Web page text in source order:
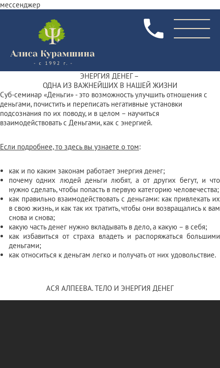
мессенджер
ЭНЕРГИЯ ДЕНЕГ –
ОДНА ИЗ ВАЖНЕЙШИХ В НАШЕЙ ЖИЗНИ
Суб-семинар «Деньги» - это возможность улучшить отношения с
деньгами, почистить и переписать негативные установки
подсознания по их поводу, и в целом – научиться
взаимодействовать с Деньгами, как с энергией.
Если подробнее, то здесь вы узнаете о том:
как и по каким законам работает энергия денег;
почему одних людей деньги любят, а от других бегут, и что
нужно сделать, чтобы попасть в первую категорию человечества;
как правильно взаимодействовать с деньгами: как привлекать их
в свою жизнь, и как так их тратить, чтобы они возвращались к вам
снова и снова;
какую часть денег нужно вкладывать в дело, а какую – в себя;
как избавиться от страха владеть и распоряжаться большими
деньгами;
как относиться к деньгам легко и получать от них удовольствие.
АСЯ АЛПЕЕВА. ТЕЛО И ЭНЕРГИЯ ДЕНЕГ